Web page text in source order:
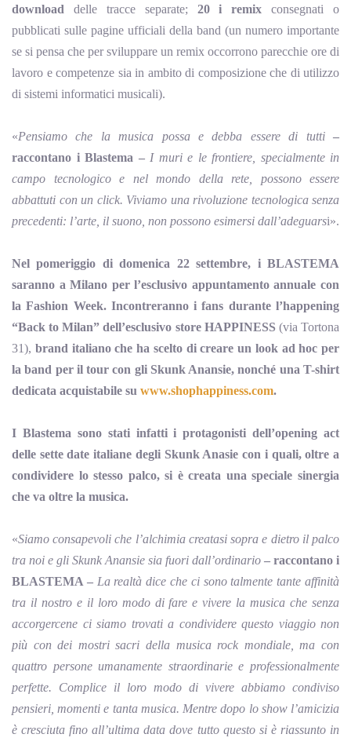
download delle tracce separate; 20 i remixconsegnati o
pubblicati sulle pagine ufficiali della band (un numero importante
se si pensa che per sviluppare un remix occorrono parecchie ore di
lavoro e competenze sia in ambito di composizione che di utilizzo
di sistemi informatici musicali).
«Pensiamo che la musica possa e debba essere di tutti –
raccontano i Blastema – I muri e le frontiere, specialmente in
campo tecnologico e nel mondo della rete, possono essere
abbattuti con un click. Viviamo una rivoluzione tecnologica senza
precedenti: l’arte, il suono, non possono esimersi dall’adeguarsi».
Nel pomeriggio di domenica 22 settembre, i BLASTEMA
saranno a Milano per l’esclusivo appuntamento annuale con
la Fashion Week. Incontreranno i fans durante l’happening
“Back to Milan” dell’esclusivo store HAPPINESS (via Tortona
31), brand italiano che ha scelto di creare un look ad hoc per
la band per il tour con gli Skunk Anansie, nonché una T-shirt
dedicata acquistabile su www.shophappiness.com.
I Blastema sono stati infatti i protagonisti dell’opening act
delle sette date italiane degli Skunk Anasie con i quali, oltre a
condividere lo stesso palco, si è creata una speciale sinergia
che va oltre la musica.
«Siamo consapevoli che l’alchimia creatasi sopra e dietro il palco
tra noi e gli Skunk Anansie sia fuori dall’ordinario – raccontano i
BLASTEMA –La realtà dice che ci sono talmente tante affinità
tra il nostro e il loro modo di fare e vivere la musica che senza
accorgercene ci siamo trovati a condividere questo viaggio non
più con dei mostri sacri della musica rock mondiale, ma con
quattro persone umanamente straordinarie e professionalmente
perfette. Complice il loro modo di vivere abbiamo condiviso
pensieri, momenti e tanta musica. Mentre dopo lo show l’amicizia
è cresciuta fino all’ultima data dove tutto questo si è riassunto in